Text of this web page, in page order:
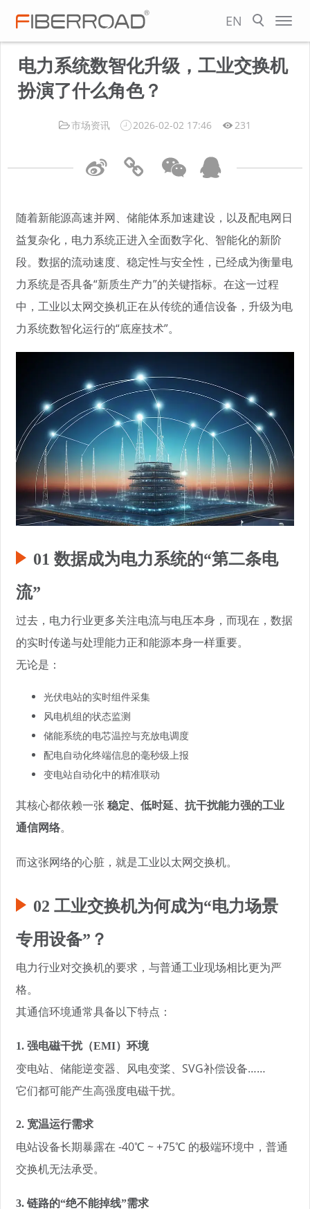
EN
电力系统数智化升级，工业交换机
扮演了什么角色？
市场资讯 2026-02-02 17:46 231
随着新能源高速并网、储能体系加速建设，以及配电网日
益复杂化，电力系统正进入全面数字化、智能化的新阶
段。数据的流动速度、稳定性与安全性，已经成为衡量电
力系统是否具备“新质生产力”的关键指标。在这一过程
中，工业以太网交换机正在从传统的通信设备，升级为电
力系统数智化运行的“底座技术”。
01 数据成为电力系统的“第二条电
流”
过去，电力行业更多关注电流与电压本身，而现在，数据
的实时传递与处理能力正和能源本身一样重要。
无论是：
光伏电站的实时组件采集
风电机组的状态监测
储能系统的电芯温控与充放电调度
配电自动化终端信息的毫秒级上报
变电站自动化中的精准联动
其核心都依赖一张 稳定、低时延、抗干扰能力强的工业
通信网络。
而这张网络的心脏，就是工业以太网交换机。
02 工业交换机为何成为“电力场景
专用设备”？
电力行业对交换机的要求，与普通工业现场相比更为严
格。
其通信环境通常具备以下特点：
1. 强电磁干扰（EMI）环境
变电站、储能逆变器、风电变桨、SVG补偿设备……
它们都可能产生高强度电磁干扰。
2. 宽温运行需求
电站设备长期暴露在 -40℃ ~ +75℃ 的极端环境中，普通
交换机无法承受。
3. 链路的“绝不能掉线”需求